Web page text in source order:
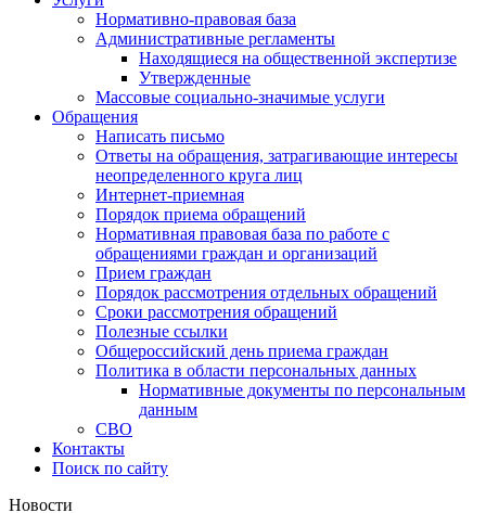
Нормативно-правовая база
Административные регламенты
Находящиеся на общественной экспертизе
Утвержденные
Массовые социально-значимые услуги
Обращения
Написать письмо
Ответы на обращения, затрагивающие интересы
неопределенного круга лиц
Интернет-приемная
Порядок приема обращений
Нормативная правовая база по работе с
обращениями граждан и организаций
Прием граждан
Порядок рассмотрения отдельных обращений
Сроки рассмотрения обращений
Полезные ссылки
Общероссийский день приема граждан
Политика в области персональных данных
Нормативные документы по персональным
данным
СВО
Контакты
Поиск по сайту
Новости